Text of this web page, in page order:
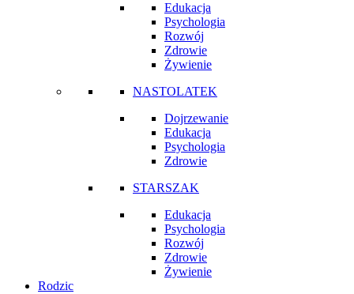
Edukacja
Psychologia
Rozwój
Zdrowie
Żywienie
NASTOLATEK
Dojrzewanie
Edukacja
Psychologia
Zdrowie
STARSZAK
Edukacja
Psychologia
Rozwój
Zdrowie
Żywienie
Rodzic